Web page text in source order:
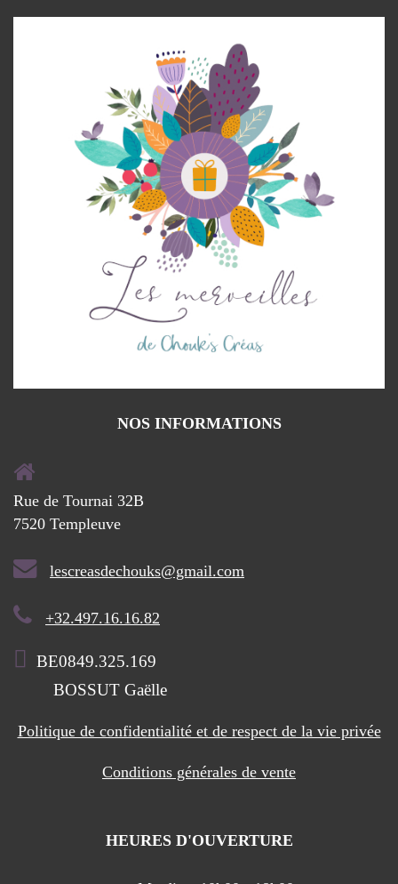
NOS INFORMATIONS
Rue de Tournai 32B
7520 Templeuve
lescreasdechouks@gmail.com
+32.497.16.16.82
BE0849.325.169
BOSSUT Gaëlle
Politique de confidentialité et de respect de la vie privée
Conditions générales de vente
HEURES D'OUVERTURE